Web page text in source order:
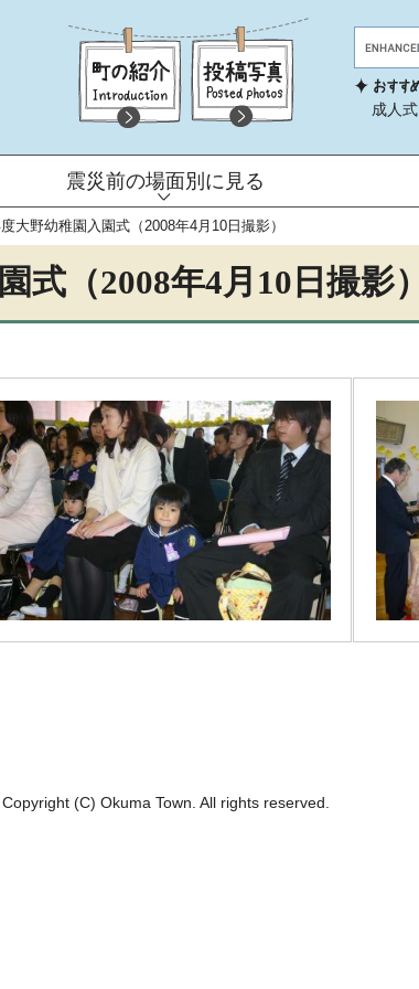
成人式
震災前の場面別に見る
大野幼稚園入園式（2008年4月10日撮影）
式（2008年4月10日撮影）
Copyright (C) Okuma Town. All rights reserved.